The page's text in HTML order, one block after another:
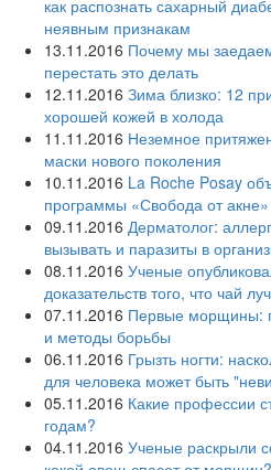
как распознать сахарный
неявным признакам
13.11.2016 Почему мы
перестать это делать
12.11.2016 Зима близко: 12
хорошей кожей в холода
11.11.2016 Неземное
маски нового поколения
10.11.2016 La Roche Posay
программы «Свобода от акне»
09.11.2016 Дерматолог:
вызывать и паразиты в
08.11.2016 Ученые
доказательств того, что чай
07.11.2016 Первые морщины:
и методы борьбы
06.11.2016 Грызть ногти:
для человека может быть
05.11.2016 Какие профессии
годам?
04.11.2016 Ученые раскрыли